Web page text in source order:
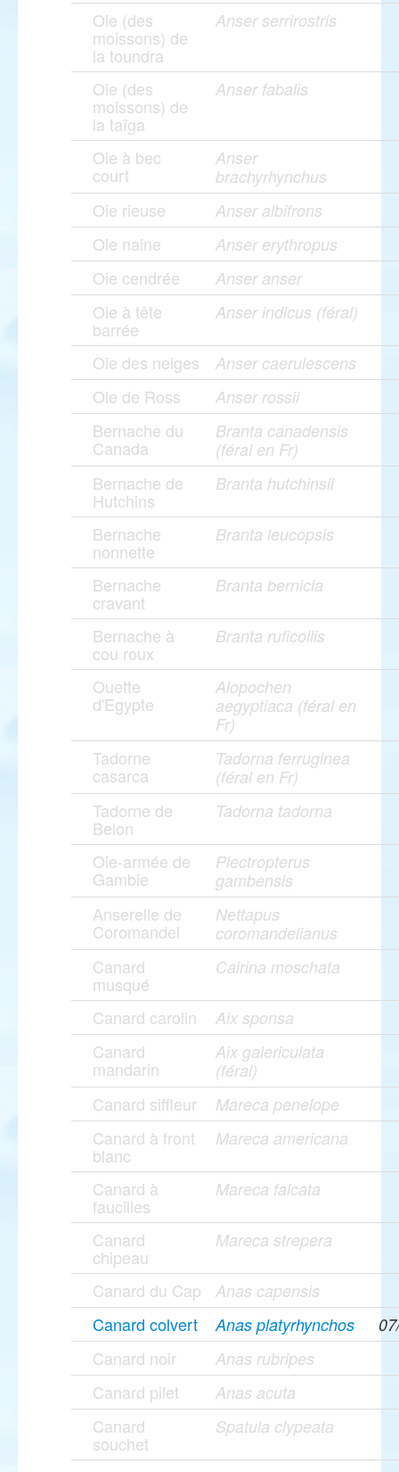
Oie (des
moissons) de
la toundra
Anser serrirostris
Oie (des
moissons) de
la taïga
Anser fabalis
Oie à bec
court
Anser
brachyrhynchus
Oie rieuse Anser albifrons
Oie naine Anser erythropus
Oie cendrée Anser anser
Oie à tête
barrée
Anser indicus (féral)
Oie des neiges Anser caerulescens
Oie de Ross Anser rossii
Bernache du
Canada
Branta canadensis
(féral en Fr)
Bernache de
Hutchins
Branta hutchinsii
Bernache
nonnette
Branta leucopsis
Bernache
cravant
Branta bernicla
Bernache à
cou roux
Branta ruficollis
Ouette
d'Egypte
Alopochen
aegyptiaca (féral en
Fr)
Tadorne
casarca
Tadorna ferruginea
(féral en Fr)
Tadorne de
Belon
Tadorna tadorna
Oie-armée de
Gambie
Plectropterus
gambensis
Anserelle de
Coromandel
Nettapus
coromandelianus
Canard
musqué
Cairina moschata
Canard carolin Aix sponsa
Canard
mandarin
Aix galericulata
(féral)
Canard siffleur Mareca penelope
Canard à front
blanc
Mareca americana
Canard à
faucilles
Mareca falcata
Canard
chipeau
Mareca strepera
Canard du Cap Anas capensis
Canard colvert Anas platyrhynchos
Canard noir Anas rubripes
Canard pilet Anas acuta
Canard
souchet
Spatula clypeata